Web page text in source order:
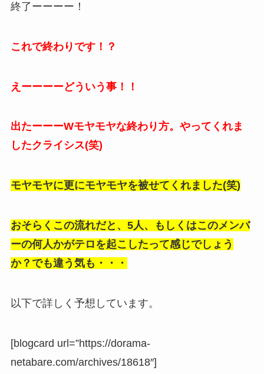
終了ーーーー！
これで終わりです！？
えーーーーどういう事！！
出たーーーWモヤモヤな終わり方。やってくれま
したクライシス(笑)
モヤモヤに更にモヤモヤを被せてくれました(笑)
おそらくこの流れだと、5人、もしくはこのメンバ
ーの何人かがテロを起こしたって感じでしょう
か？でも違う気も・・・
以下で詳しく予想しています。
[blogcard url=”https://dorama-
netabare.com/archives/18618″]